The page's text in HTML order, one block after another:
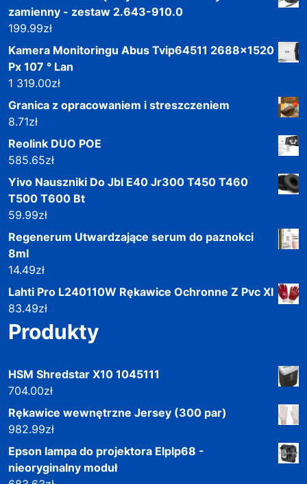
zamienny - zestaw 2.643-910.0
199.99zł
Kamera Monitoringu Abus Tvip64511 2688x1520
Px 107 ° Lan
1 319.00zł
Granica z opracowaniem i streszczeniem
8.71zł
Reolink DUO POE
585.65zł
Yivo Nauszniki Do Jbl E40 Jr300 T450 T460
T500 T600 Bt
59.99zł
Regenerum Utwardzające serum do paznokci
8ml
14.49zł
Lahti Pro L240110W Rękawice Ochronne Z Pvc Xl
83.49zł
Produkty
HSM Shredstar X10 1045111
704.00zł
Rękawice wewnętrzne Jersey (300 par)
982.99zł
Epson lampa do projektora Elplp68 -
nieoryginalny moduł